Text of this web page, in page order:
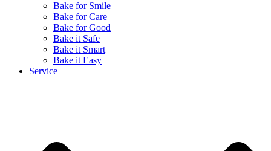
Bake for Smile
Bake for Care
Bake for Good
Bake it Safe
Bake it Smart
Bake it Easy
Service